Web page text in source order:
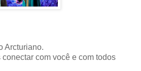
Arcturiano.
com você e com todos